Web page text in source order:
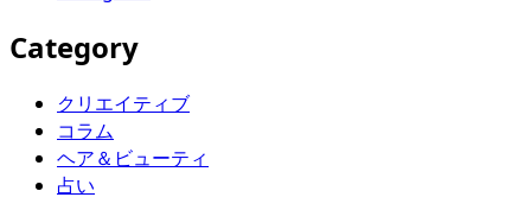
Category
クリエイティブ
コラム
ヘア＆ビューティ
占い